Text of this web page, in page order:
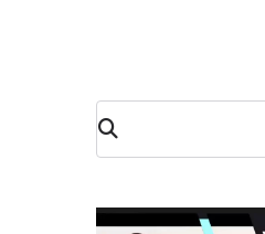
البح
ث